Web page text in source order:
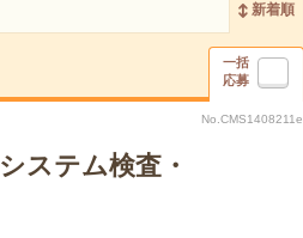
新着順
一括
応募
No.CMS1408211e
ステム検査・